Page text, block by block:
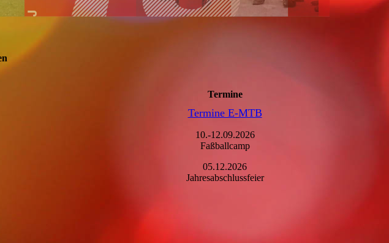
Termine
Termine E-MTB
10.-12.09.2026
Faßballcamp
05.12.2026
Jahresabschlussfeier